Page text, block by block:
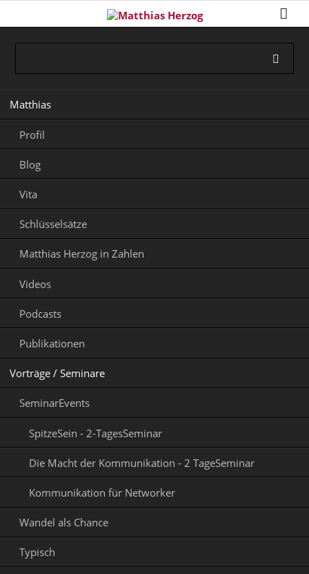
Navigation
Matthias
Profil
Blog
Vita
Schlüsselsätze
Matthias Herzog in Zahlen
Videos
Podcasts
Publikationen
Vorträge / Seminare
SeminarEvents
SpitzeSein - 2-TagesSeminar
Die Macht der Kommunikation - 2 TageSeminar
Kommunikation für Networker
Wandel als Chance
Typisch